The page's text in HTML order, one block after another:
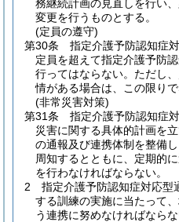
務継続計画の見直しを行い
変更を行うものとする。
(定員の遵守)
第30条
指定介護予防認知症
定員を超えて指定介護予防
行ってはならない。 ただし
情がある場合は、この限りで
(非常災害対策)
第31条
指定介護予防認知症
災害に関する具体的計画を
の通報及び連携体制を整備
周知するとともに、定期的
を行わなければならない。
2
指定介護予防認知症対応型
する訓練の実施に当たって
う連携に努めなければならな